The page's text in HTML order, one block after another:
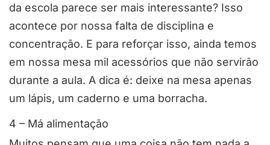
da escola parece ser mais interessante? Isso
acontece por nossa falta de disciplina e
concentração. E para reforçar isso, ainda temos
em nossa mesa mil acessórios que não servirão
durante a aula. A dica é: deixe na mesa apenas
um lápis, um caderno e uma borracha.
4 – Má alimentação